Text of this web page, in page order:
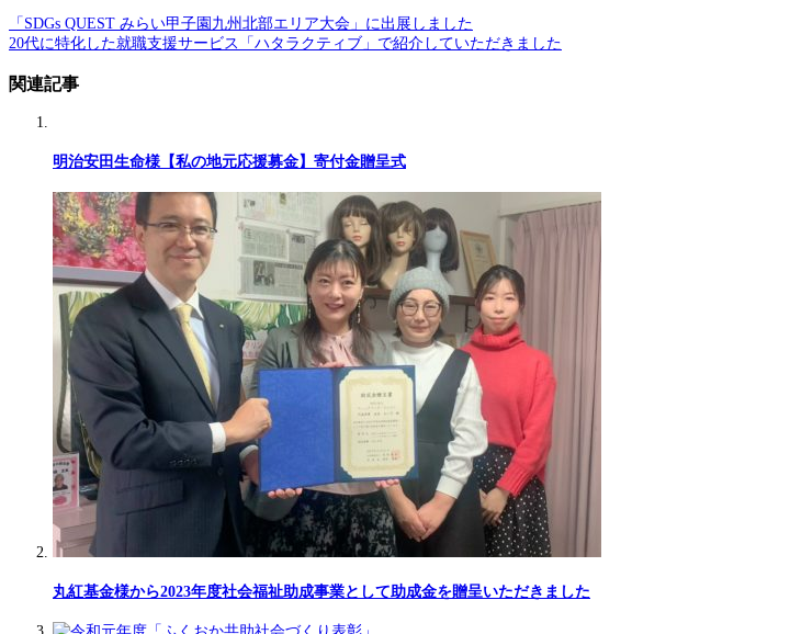
「SDGs QUEST みらい甲子園九州北部エリア大会」に出展しました
20代に特化した就職支援サービス「ハタラクティブ」で紹介していただきました
関連記事
明治安田生命様【私の地元応援募金】寄付金贈呈式
丸紅基金様から2023年度社会福祉助成事業として助成金を贈呈いただきました